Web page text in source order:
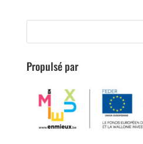
Propulsé par